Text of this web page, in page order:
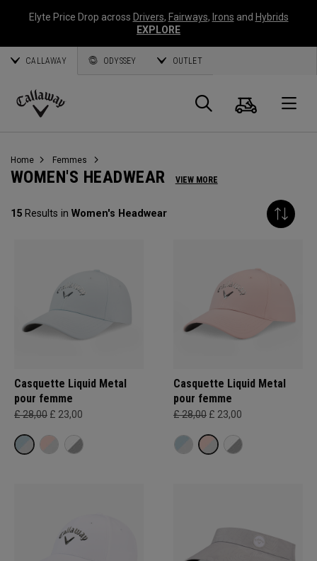
Elyte Price Drop across Drivers, Fairways, Irons and Hybrids
EXPLORE
CALLAWAY ODYSSEY OUTLET
Callaway
Panier
Home Femmes
WOMEN'S HEADWEAR VIEW MORE
15 Results in Women's Headwear
Casquette Liquid Metal
pour femme
£ 28,00 £ 23,00
Casquette Liquid Metal
pour femme
£ 28,00 £ 23,00